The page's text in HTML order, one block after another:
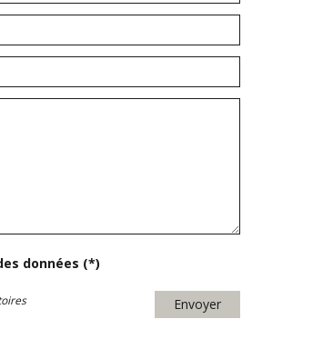
données (*)
Envoyer